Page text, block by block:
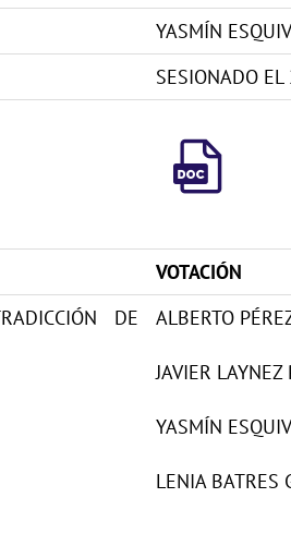
YASMÍN
SESIONADO
VOTACIÓN
DE
ALBERTO
JAVIER
YASMÍN
LENIA BATRES